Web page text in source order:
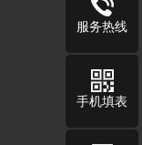
服务热线
手机填表